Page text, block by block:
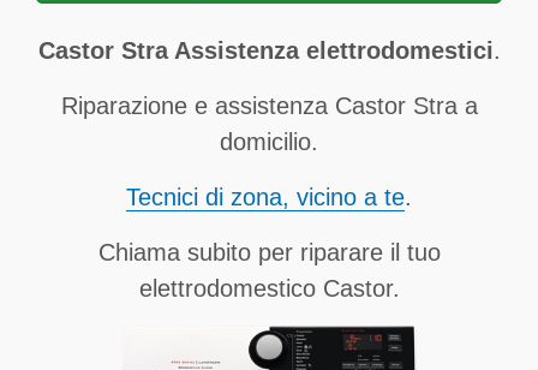
Castor Stra Assistenza elettrodomestici.
Riparazione e assistenza Castor Stra a
domicilio.
Tecnici di zona, vicino a te.
Chiama subito per riparare il tuo
elettrodomestico Castor.